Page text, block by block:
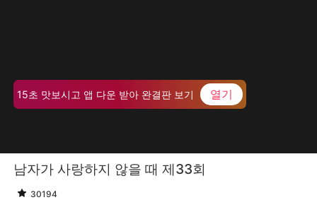
15초 맛보시고 앱 다운 받아 완결판 보기 열기
남자가 사랑하지 않을 때 제33회
30194